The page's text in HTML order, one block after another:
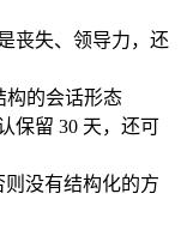
丧失、领导力，还
构的会话形态
保留 30 天，还可
没有结构化的方